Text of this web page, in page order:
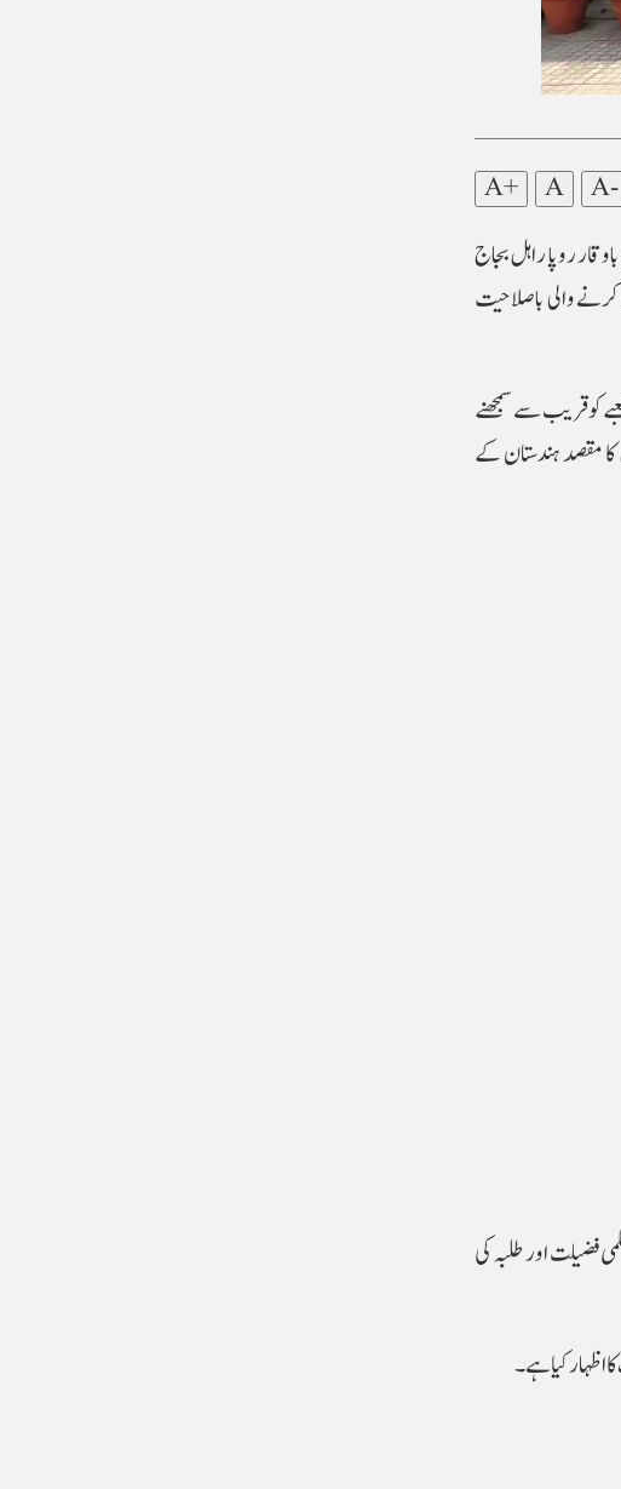
A+ A A-
روپا راہل بجاج
والی باصلاحیت
شعبے کو قریب سے سمجھنے
مقصد ہندستان کے
فضیلت اور طلبہ کی
اظہار کیا ہے۔